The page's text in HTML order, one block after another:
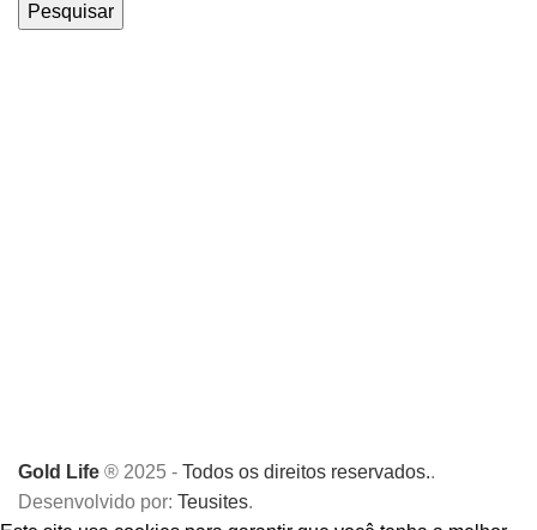
Pesquisar
Gold Life ® 2025 - Todos os direitos reservados..
Desenvolvido por: Teusites.